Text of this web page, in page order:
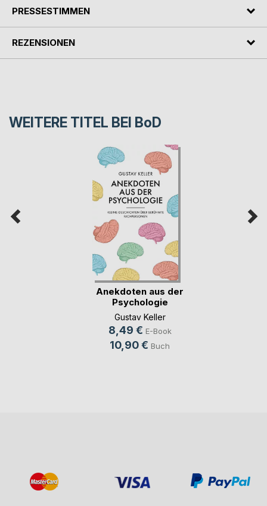
PRESSESTIMMEN
REZENSIONEN
WEITERE TITEL BEI BoD
Anekdoten aus der
Psychologie
Gustav Keller
8,49 € E-Book
10,90 € Buch